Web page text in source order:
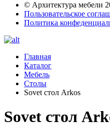
© Архитектура мебели
Пользовательское
Политика
Главная
Каталог
Мебель
Столы
Sovet стол Arkos
Sovet стол